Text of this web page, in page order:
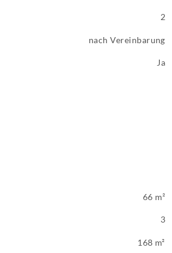
2
nach Vereinbarung
Ja
66 m²
3
168 m²